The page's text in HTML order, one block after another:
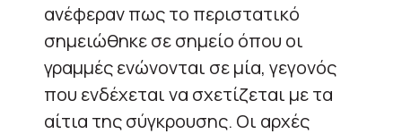
ανέφεραν πως το περιστατικό
σημειώθηκε σε σημείο όπου οι
γραμμές ενώνονται σε μία, γεγονός
που ενδέχεται να σχετίζεται με τα
αίτια της σύγκρουσης. Οι αρχές